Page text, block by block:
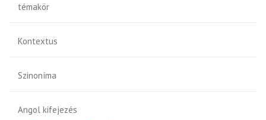
témakör
Kontextus
Szinoníma
Angol kifejezés